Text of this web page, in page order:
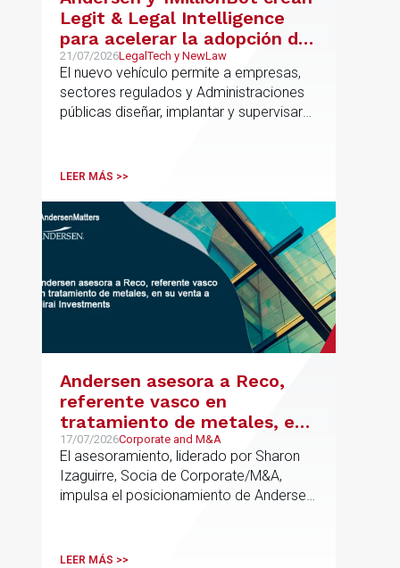
Legit & Legal Intelligence
para acelerar la adopción de
IA con seguridad jurídica en
el marco regulatorio europeo
21/07/2026LegalTech y NewLaw
El nuevo vehículo permite a empresas,
sectores regulados y Administraciones
públicas diseñar, implantar y supervisar
cumplimiento normativo desde el origen.
metodología propia de gestión de
riesgos de IA y se alinea con la
estrategia española de IA soberana
articulada en torno a ALIA.
LEER MÁS >>
Andersen asesora a Reco,
referente vasco en
tratamiento de metales, en
su venta a Mirai Investments
17/07/2026Corporate and M&A
El asesoramiento, liderado por Sharon
Izaguirre, Socia de Corporate/M&A,
impulsa el posicionamiento de Andersen
procesos estratégicos de M&A
LEER MÁS >>